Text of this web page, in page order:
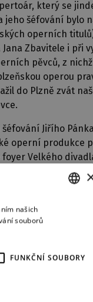
který se
jeho šéfování bylo
operních
Jana Zbavitele i při
pěvců, z
operou
do Plzně zvát
šéfování Jiřího
operní produkce
foyer Velkého
s
a Bastienka a
v pořadu
šéfové,
divadla získali
podnětu Jiřího
koná
nichž účinkují
našich
souborů
FUNKČNÍ SOUBORY